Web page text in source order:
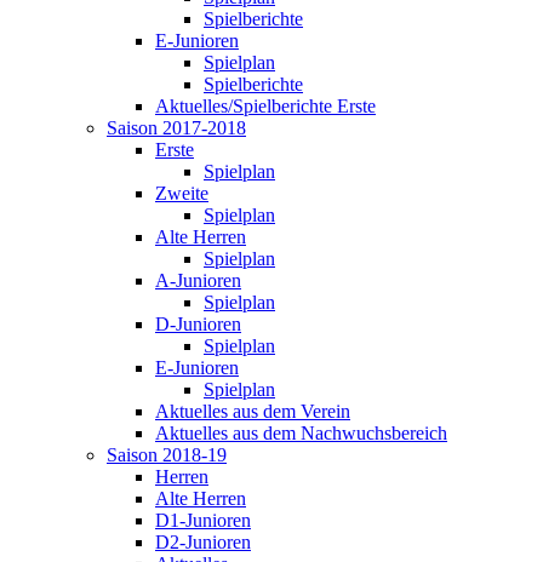
Spielberichte
E-Junioren
Spielplan
Spielberichte
Aktuelles/Spielberichte Erste
Saison 2017-2018
Erste
Spielplan
Zweite
Spielplan
Alte Herren
Spielplan
A-Junioren
Spielplan
D-Junioren
Spielplan
E-Junioren
Spielplan
Aktuelles aus dem Verein
Aktuelles aus dem Nachwuchsbereich
Saison 2018-19
Herren
Alte Herren
D1-Junioren
D2-Junioren